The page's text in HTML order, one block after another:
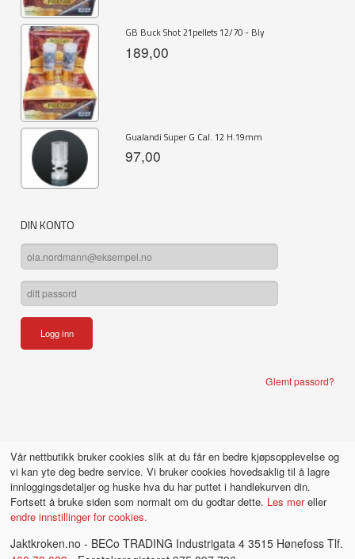
GB Buck Shot 21pellets 12/70 - Bly
189,00
Gualandi Super G Cal. 12 H.19mm
97,00
DIN KONTO
Glemt passord?
Vår nettbutikk bruker cookies slik at du får en bedre kjøpsopplevelse og
vi kan yte deg bedre service. Vi bruker cookies hovedsaklig til å lagre
innloggingsdetaljer og huske hva du har puttet i handlekurven din.
Fortsett å bruke siden som normalt om du godtar dette. Les mereller
endre innstillinger for cookies.
Jaktkroken.no - BECo TRADING Industrigata 4 3515 Hønefoss Tlf.